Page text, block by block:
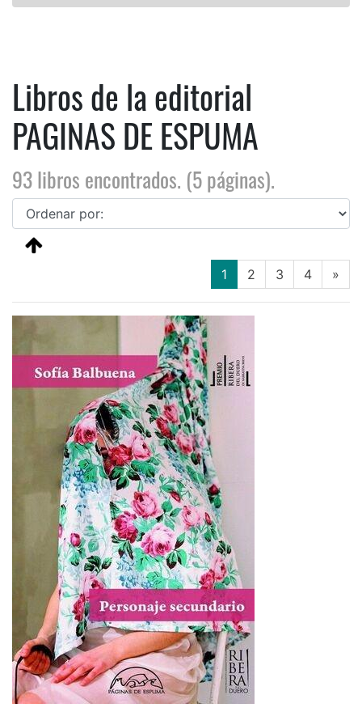
Libros de la editorial
PAGINAS DE ESPUMA
93 libros encontrados. (5 páginas).
1 (current)
2 3 4 »